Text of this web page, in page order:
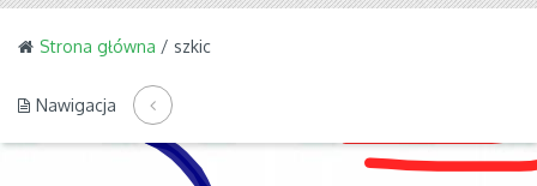
Strona główna / szkic
Nawigacja